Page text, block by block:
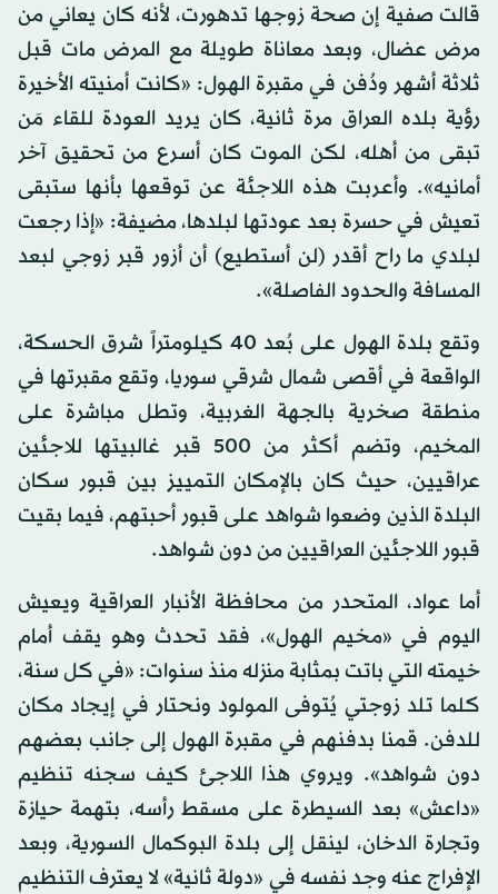
قالت صفية إن صحة زوجها تدهورت، لأنه كان يعاني من
مرض عضال، وبعد معاناة طويلة مع المرض مات قبل
ثلاثة أشهر ودُفن في مقبرة الهول: «كانت أمنيته الأخيرة
رؤية بلده العراق مرة ثانية، كان يريد العودة للقاء مَن
تبقى من أهله، لكن الموت كان أسرع من تحقيق آخر
أمانيه». وأعربت هذه اللاجئة عن توقعها بأنها ستبقى
تعيش في حسرة بعد عودتها لبلدها، مضيفة: «إذا رجعت
لبلدي ما راح أقدر (لن أستطيع) أن أزور قبر زوجي لبعد
المسافة والحدود الفاصلة».
وتقع بلدة الهول على بُعد 40 كيلومتراً شرق الحسكة،
الواقعة في أقصى شمال شرقي سوريا، وتقع مقبرتها في
منطقة صخرية بالجهة الغربية، وتطل مباشرة على
المخيم، وتضم أكثر من 500 قبر غالبيتها للاجئين
عراقيين، حيث كان بالإمكان التمييز بين قبور سكان
البلدة الذين وضعوا شواهد على قبور أحبتهم، فيما بقيت
قبور اللاجئين العراقيين من دون شواهد.
أما عواد، المتحدر من محافظة الأنبار العراقية ويعيش
اليوم في «مخيم الهول»، فقد تحدث وهو يقف أمام
خيمته التي باتت بمثابة منزله منذ سنوات: «في كل سنة،
كلما تلد زوجتي يُتوفى المولود ونحتار في إيجاد مكان
للدفن. قمنا بدفنهم في مقبرة الهول إلى جانب بعضهم
دون شواهد». ويروي هذا اللاجئ كيف سجنه تنظيم
«داعش» بعد السيطرة على مسقط رأسه، بتهمة حيازة
وتجارة الدخان، لينقل إلى بلدة البوكمال السورية، وبعد
الإفراج عنه وجد نفسه في «دولة ثانية» لا يعترف التنظيم